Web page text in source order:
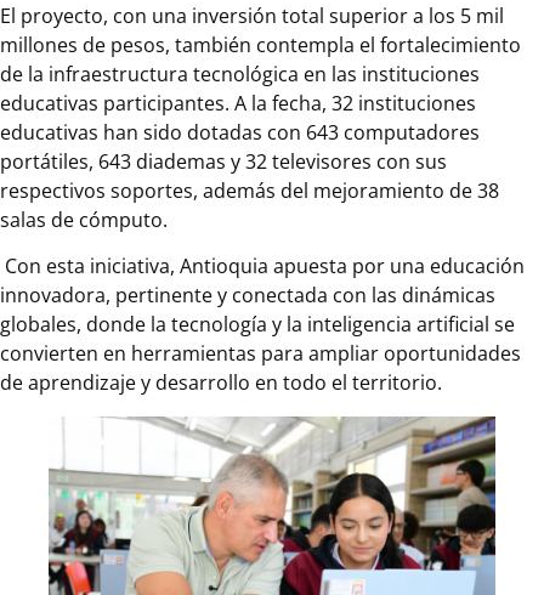
El proyecto, con una inversión total superior a los 5 mil
millones de pesos, también contempla el fortalecimiento
de la infraestructura tecnológica en las instituciones
educativas participantes. A la fecha, 32 instituciones
educativas han sido dotadas con 643 computadores
portátiles, 643 diademas y 32 televisores con sus
respectivos soportes, además del mejoramiento de 38
salas de cómputo.
Con esta iniciativa, Antioquia apuesta por una educación
innovadora, pertinente y conectada con las dinámicas
globales, donde la tecnología y la inteligencia artificial se
convierten en herramientas para ampliar oportunidades
de aprendizaje y desarrollo en todo el territorio.